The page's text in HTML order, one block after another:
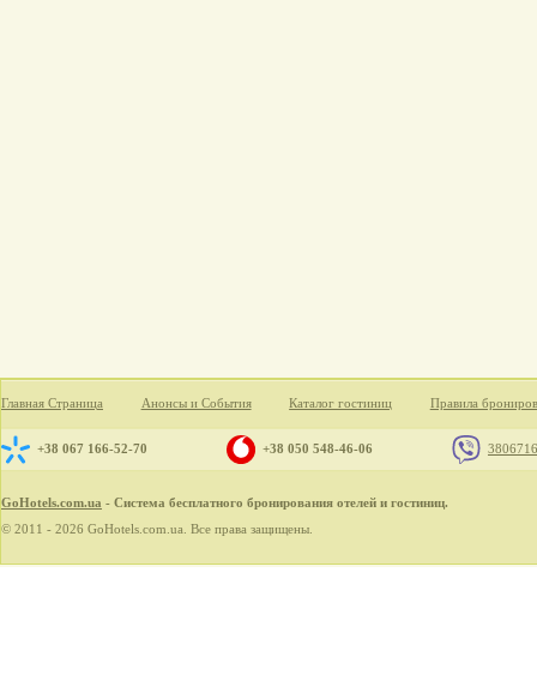
Главная Страница Анонсы и События Каталог гостиниц Правила
+38 067 166-52-70 +38 050 548-46-06
GoHotels.com.ua - Система бесплатного бронирования отелей и гостиниц.
© 2011 - 2026 GoHotels.com.ua. Все права защищены.